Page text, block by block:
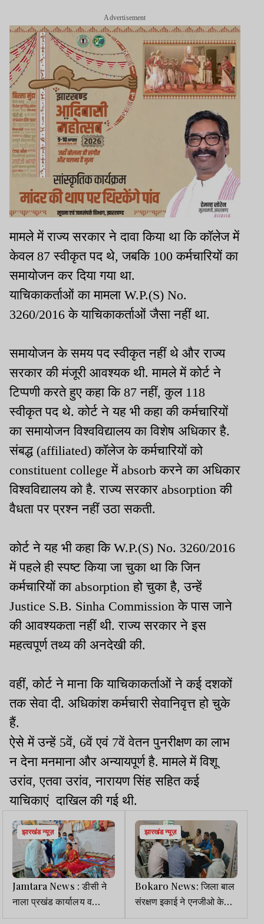
Advertisement
मामले में राज्य सरकार ने दावा किया था कि कॉलेज में
केवल 87 स्वीकृत पद थे, जबकि 100 कर्मचारियों का
समायोजन कर दिया गया था.
याचिकाकर्ताओं का मामला W.P.(S) No.
3260/2016 के याचिकाकर्ताओं जैसा नहीं था.
समायोजन के समय पद स्वीकृत नहीं थे और राज्य
सरकार की मंजूरी आवश्यक थी. मामले में कोर्ट ने
टिप्पणी करते हुए कहा कि 87 नहीं, कुल 118
स्वीकृत पद थे. कोर्ट ने यह भी कहा की कर्मचारियों
का समायोजन विश्वविद्यालय का विशेष अधिकार है.
संबद्ध (affiliated) कॉलेज के कर्मचारियों को
constituent college में absorb करने का अधिकार
विश्वविद्यालय को है. राज्य सरकार absorption की
वैधता पर प्रश्न नहीं उठा सकती.
कोर्ट ने यह भी कहा कि W.P.(S) No. 3260/2016
में पहले ही स्पष्ट किया जा चुका था कि जिन
कर्मचारियों का absorption हो चुका है, उन्हें
Justice S.B. Sinha Commission के पास जाने
की आवश्यकता नहीं थी. राज्य सरकार ने इस
महत्वपूर्ण तथ्य की अनदेखी की.
वहीं, कोर्ट ने माना कि याचिकाकर्ताओं ने कई दशकों
तक सेवा दी. अधिकांश कर्मचारी सेवानिवृत्त हो चुके
हैं.
ऐसे में उन्हें 5वें, 6वें एवं 7वें वेतन पुनरीक्षण का लाभ
न देना मनमाना और अन्यायपूर्ण है. मामले में विशू
उरांव, एतवा उरांव, नारायण सिंह सहित कई
याचिकाएं दाखिल की गई थी.
झारखंड न्यूज़
Jamtara News : डीसी ने
नाला प्रखंड कार्यालय व
सीएचसी का किया निरीक्षण, दो
झारखंड न्यूज़
Bokaro News: जिला बाल
संरक्षण इकाई ने एनजीओ के
साथ की समन्वय बैठक